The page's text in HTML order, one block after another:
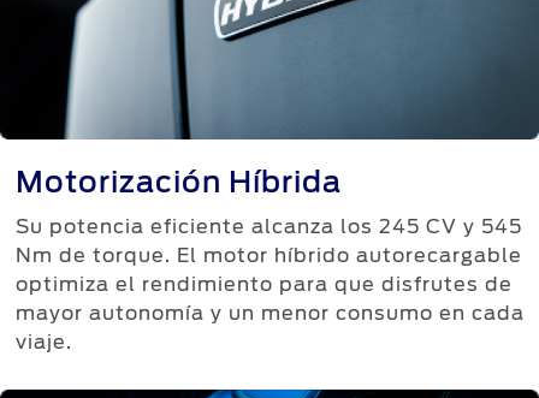
Motorización Híbrida
Su potencia eficiente alcanza los 245 CV y 545
Nm de torque. El motor híbrido autorecargable
optimiza el rendimiento para que disfrutes de
mayor autonomía y un menor consumo en cada
viaje.